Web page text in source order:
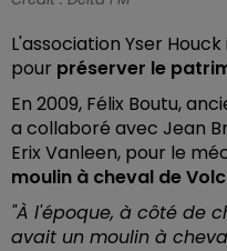
L'association Yser
pour préserver le
En 2009, Félix Boutu,
a collaboré avec Jean
Erix Vanleen, pour le
moulin à cheval de
"À l'époque, à côté de
avait un moulin à